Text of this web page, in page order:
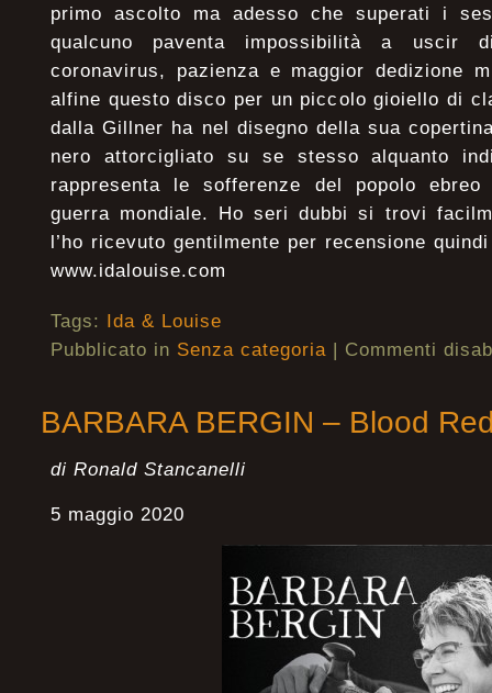
primo ascolto ma adesso che superati i
qualcuno paventa impossibilità a uscir
coronavirus, pazienza e maggior dedizione
alfine questo disco per un piccolo gioiello di
dalla Gillner ha nel disegno della sua
nero attorcigliato su se stesso alquanto
rappresenta le sofferenze del popolo
guerra mondiale. Ho seri dubbi si trovi
l’ho ricevuto gentilmente per recensione
www.idalouise.com
Tags: Ida & Louise
Pubblicato in Senza categoria | Commenti
BARBARA BERGIN – Blood
di Ronald Stancanelli
5 maggio 2020